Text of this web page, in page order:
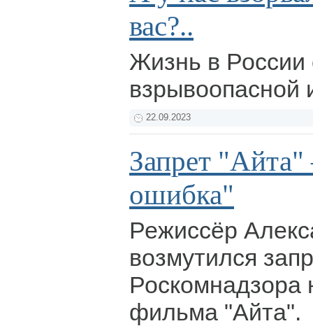
вас?..
Жизнь в России
взрывоопасной
22.09.2023
Запрет
ошибка"
Режиссёр
возмутился
Роскомнадзора
фильма "Айта".